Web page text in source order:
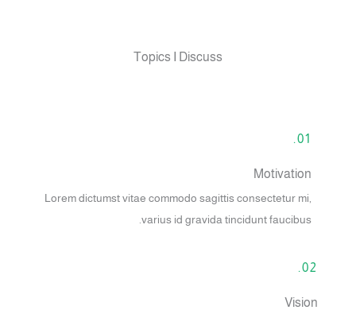
Topics I Discuss
01.
Motivation
Lorem dictumst vitae commodo sagittis consectetur mi,
varius id gravida tincidunt faucibus.
02.
Vision